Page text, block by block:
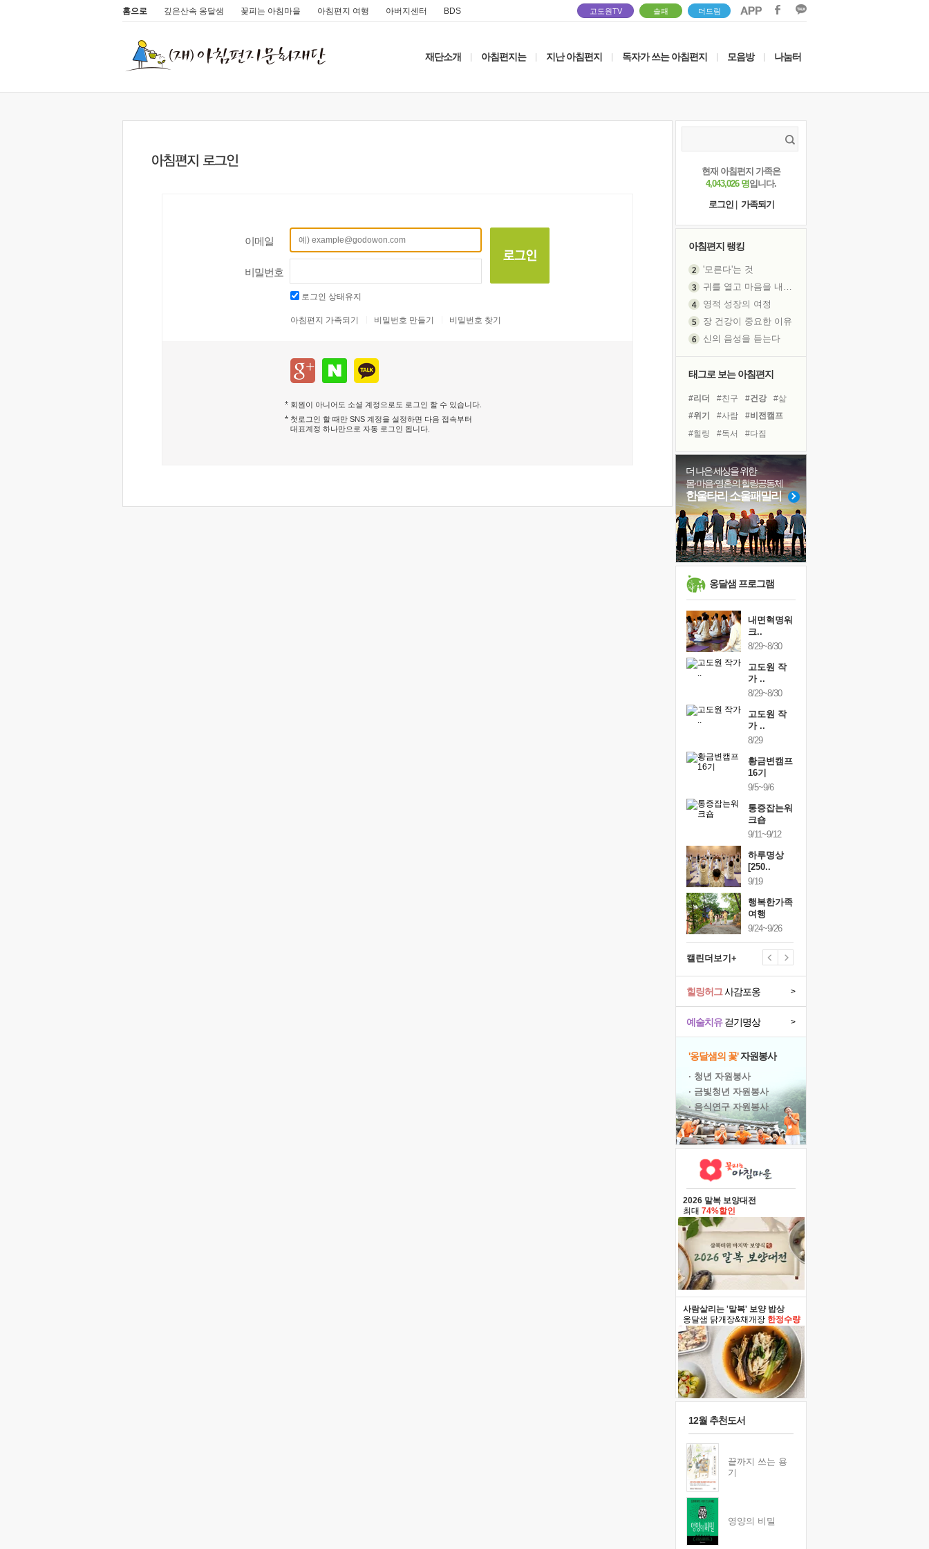
홈으로 깊은산속 옹달샘 꽃피는 아침마을 아침편지 여행 아버지센터 BDS 고도원TV 솔패 더드림
재단소개 아침편지는 지난 아침편지 독자가 쓰는 아침편지 모음방 나눔터
이메일
비밀번호
로그인 상태유지
아침편지 가족되기 비밀번호 만들기 비밀번호 찾기
회원이 아니어도 소셜 계정으로도 로그인 할 수 있습니다.
첫로그인 할 때만 SNS 계정을 설정하면 다음 접속부터
대표계정 하나만으로 자동 로그인 됩니다
현재 아침편지 가족은
4,043,026 명입니다.
로그인
가족되기
아침편지 랭킹
'모른다'는 것
영적 성장의 여정
장 건강이 중요한 이유
신의 음성을 듣는다
극과 극의 양 끝단
피해 갈 수 없는 사건들
처음 손을 잡았던 날
꿈이 실제가 되는 것
'말 타는 법'을 먼저
졸업식 사진을 보며
극심한 변비, 어깨결림, 수면 장애
아픈 아버지를 위한 공간 설계
슬럼프
보고 싶은 어머니
유년 시절의 부산 영도 바다
희망이란
'모른다'는 것
태그로 보는 아침편지
#리더 #친구 #건강
#삶
#위기
#사람
#비전캠프
#힐링
#독서
#다짐
#바이러스
#면역력
#극복
#아이들
#명상
#계획
#독서캠프
#나눔
#유튜브
#희망 #경험
더 나은 세상을 위한
몸·마음·영혼의 힐링공동체
한울타리 소울패밀리
옹달샘 프로그램
내면혁명워
크..
8/29~8/30
고도원 작
가 ..
8/29~8/30
고도원 작
가 ..
8/29
황금변캠프
16기
9/5~9/6
통증잡는워
크숍
9/11~9/12
하루명상
[250..
9/19
행복한가족
여행
9/24~9/26
캘린더보기+
예술치유걷기명상 >
힐링허그사감포옹 >
'옹달샘의 꽃'자원봉사
· 청년 자원봉사
· 금빛청년 자원봉사
· 음식연구 자원봉사
2026 말복 보양대전
최대 74%할인
사람살리는 '말복' 보양 밥상
옹달샘 닭개장&채개장 한정수량
12월 추천도서
끝까지 쓰는 용
기
영양의 비밀